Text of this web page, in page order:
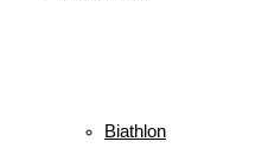
Biathlon